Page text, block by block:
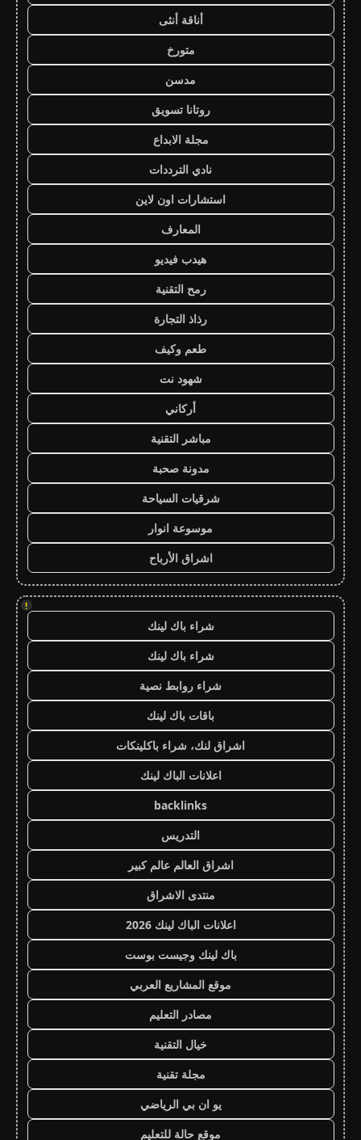
أناقة أنثى
متورخ
مدسن
روتانا تسويق
مجلة الابداع
نادي الترددات
استشارات اون لاين
المعارف
هيدب فيديو
رمح التقنية
رذاذ التجارة
طعم وكيف
شهود نت
أركاني
مباشر التقنية
مدونة صحبة
شرقيات السياحة
موسوعة انوار
اشراق الأرباح
!
شراء باك لينك
شراء باك لينك
شراء روابط نصية
باقات باك لينك
اشراق لنك، شراء باكلينكات
اعلانات الباك لينك
backlinks
التدريس
اشراق العالم عالم كبير
منتدى الاشراق
اعلانات الباك لينك 2026
باك لينك وجيست بوست
موقع المشاريع العربي
مصادر التعليم
خيال التقنية
مجلة تقنية
يو ان بي الرياضي
موقع حالة للتعليم